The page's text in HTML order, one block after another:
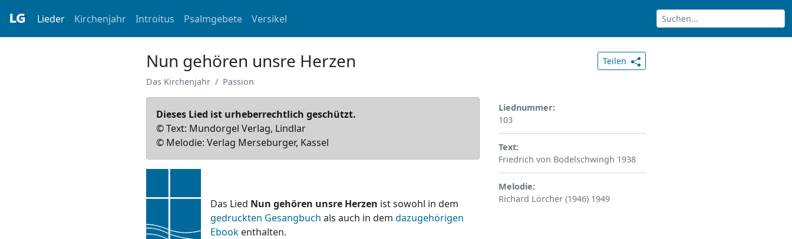
Lieder Kirchenjahr Introitus Psalmgebete Versikel
Das Kirchenjahr Passion
Teilen
Nun gehören unsre Herzen
Dieses Lied ist urheberrechtlich geschützt.
© Text: Mundorgel Verlag, Lindlar
© Melodie: Verlag Merseburger, Kassel
Das Lied Nun gehören unsre Herzen ist sowohl in dem
gedruckten Gesangbuch als auch in dem dazugehörigen
Ebookenthalten.
Liednummer
103
Text
Friedrich von Bodelschwingh 1938
Melodie
Richard Lörcher (1946) 1949